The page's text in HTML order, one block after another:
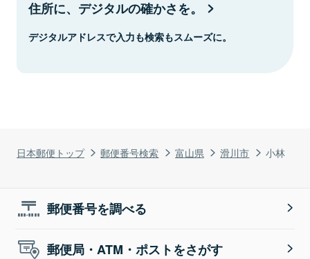
日本郵便トップ 郵便番号検索 富山県 滑川市 小林
住所に、デジタルの確かさを。
デジタルアドレスで入力も検索もスムーズに。
郵便番号を調べる
郵便局・ATM・ポストをさがす